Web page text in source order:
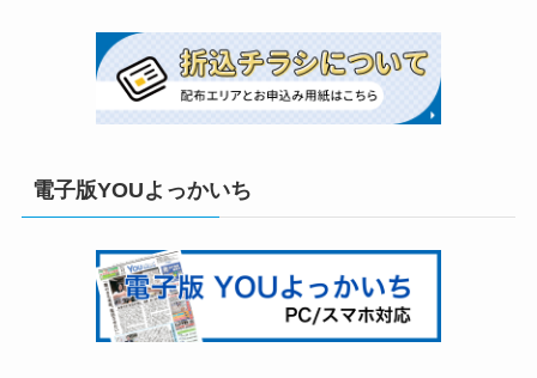
電子版YOUよっかいち